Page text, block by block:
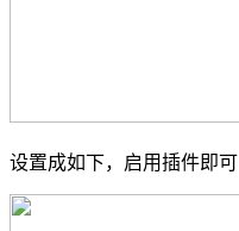
设置成如下，启用插件即可